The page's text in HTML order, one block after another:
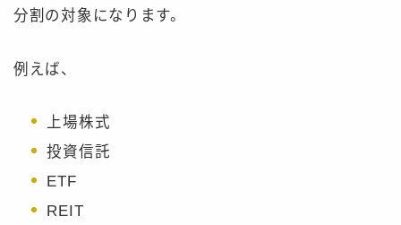
分割の対象になります。
例えば、
上場株式
投資信託
ETF
REIT